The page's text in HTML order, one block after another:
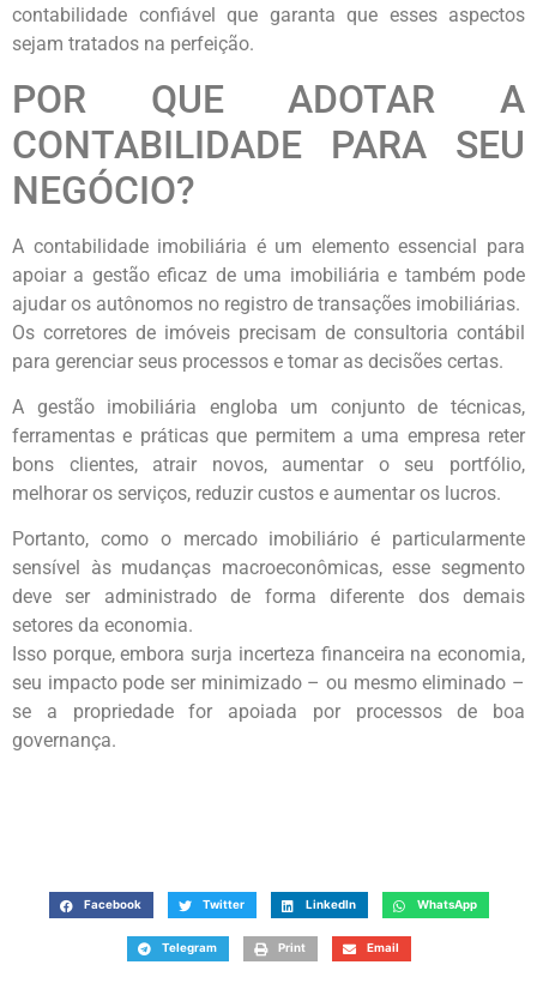
contabilidade confiável que garanta que esses aspectos
sejam tratados na perfeição.
POR QUE ADOTAR A
CONTABILIDADE PARA SEU
NEGÓCIO?
A contabilidade imobiliária é um elemento essencial para
apoiar a gestão eficaz de uma imobiliária e também pode
ajudar os autônomos no registro de transações imobiliárias.
Os corretores de imóveis precisam de consultoria contábil
para gerenciar seus processos e tomar as decisões certas.
A gestão imobiliária engloba um conjunto de técnicas,
ferramentas e práticas que permitem a uma empresa reter
bons clientes, atrair novos, aumentar o seu portfólio,
melhorar os serviços, reduzir custos e aumentar os lucros.
Portanto, como o mercado imobiliário é particularmente
sensível às mudanças macroeconômicas, esse segmento
deve ser administrado de forma diferente dos demais
setores da economia.
Isso porque, embora surja incerteza financeira na economia,
seu impacto pode ser minimizado – ou mesmo eliminado –
se a propriedade for apoiada por processos de boa
governança.
Facebook Twitter LinkedIn WhatsApp
Telegram Print Email